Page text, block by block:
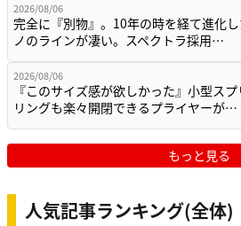
2026/08/06
完全に『別物』。10年の時を経て進化
ノのラインが凄い。スペクトラ採用…
2026/08/06
『このサイズ感が欲しかった』小型スプ
リングも楽々開閉できるプライヤーが…
もっと見る
人気記事ランキング(全体)